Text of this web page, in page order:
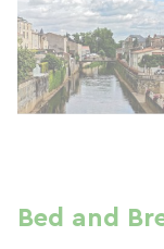
Bed and